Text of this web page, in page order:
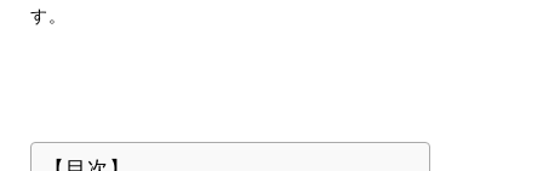
す。